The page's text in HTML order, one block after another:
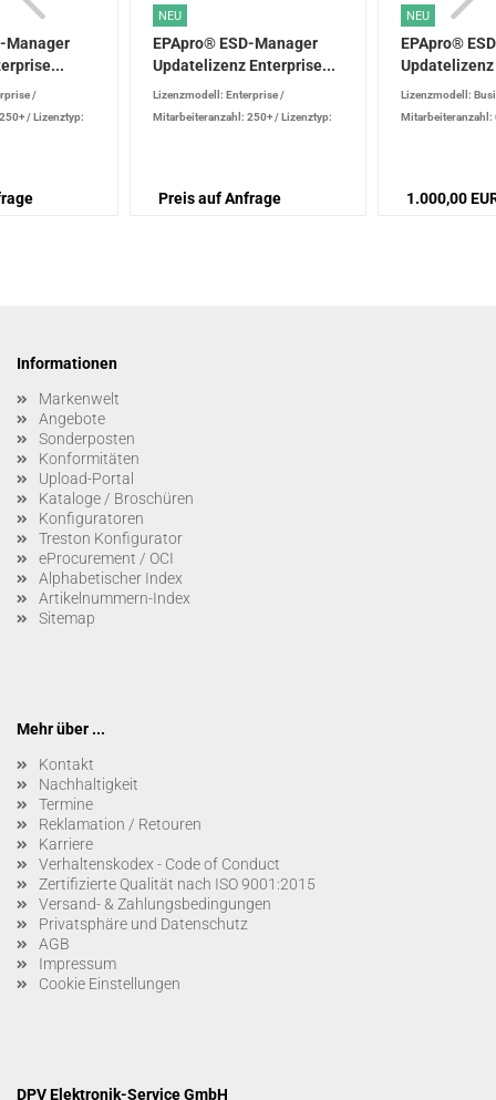
Manager
/
/Lizenztyp:
NEU
EPApro® ESD-Manager
Updatelizenz Enterprise...
Lizenzmodell: Enterprise/
Mitarbeiteranzahl: 250+/Lizenztyp:
Preis auf Anfrage
NEU
EPApro®
Lizenzmodell:
Mitarbeiteranzahl:
1.000,00
Informationen
Markenwelt
Angebote
Sonderposten
Konformitäten
Upload-Portal
Kataloge / Broschüren
Konfiguratoren
Treston Konfigurator
eProcurement / OCI
Alphabetischer Index
Artikelnummern-Index
Sitemap
Mehr über ...
Kontakt
Nachhaltigkeit
Termine
Reklamation / Retouren
Karriere
Verhaltenskodex - Code of Conduct
Zertifizierte Qualität nach ISO 9001:2015
Versand- & Zahlungsbedingungen
Privatsphäre und Datenschutz
AGB
Impressum
Cookie Einstellungen
DPV Elektronik-Service GmbH